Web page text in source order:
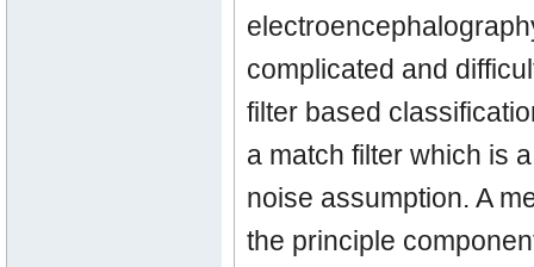
complicated and
filter based
a match filter which is
noise assumption. A
the principle